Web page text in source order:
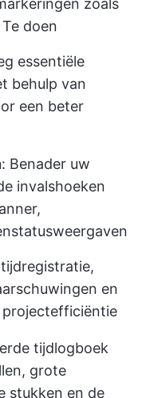
zoals
doen
essentiële
behulp van
een beter
: Benader uw
invalshoeken
en
tijdlogboek
grote
stukken en de